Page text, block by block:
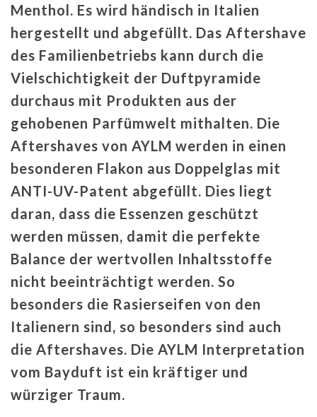
Menthol. Es wird händisch in Italien
hergestellt und abgefüllt. Das Aftershave
des Familienbetriebs kann durch die
Vielschichtigkeit der Duftpyramide
durchaus mit Produkten aus der
gehobenen Parfümwelt mithalten. Die
Aftershaves von AYLM werden in einen
besonderen Flakon aus Doppelglas mit
ANTI-UV-Patent abgefüllt. Dies liegt
daran, dass die Essenzen geschützt
werden müssen, damit die perfekte
Balance der wertvollen Inhaltsstoffe
nicht beeinträchtigt werden. So
besonders die Rasierseifen von den
Italienern sind, so besonders sind auch
die Aftershaves. Die AYLM Interpretation
vom Bayduft ist ein kräftiger und
würziger Traum.